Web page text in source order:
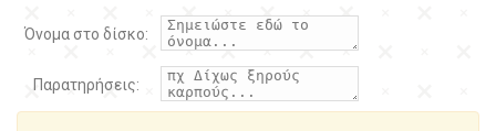
Όνομα στο δίσκο:
Παρατηρήσεις: